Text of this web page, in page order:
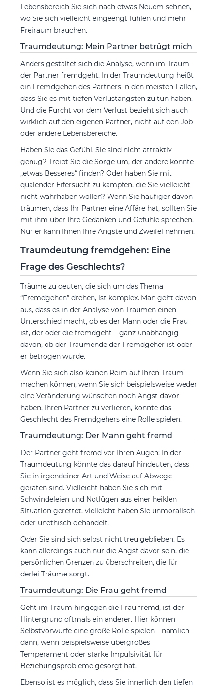
Lebensbereich Sie sich nach etwas Neuem sehnen,
wo Sie sich vielleicht eingeengt fühlen und mehr
Freiraum brauchen.
Traumdeutung: Mein Partner betrügt mich
Anders gestaltet sich die Analyse, wenn im Traum
der Partner fremdgeht. In der Traumdeutung heißt
ein Fremdgehen des Partners in den meisten Fällen,
dass Sie es mit tiefen Verlustängsten zu tun haben.
Und die Furcht vor dem Verlust bezieht sich auch
wirklich auf den eigenen Partner, nicht auf den Job
oder andere Lebensbereiche.
Haben Sie das Gefühl, Sie sind nicht attraktiv
genug? Treibt Sie die Sorge um, der andere könnte
„etwas Besseres“ finden? Oder haben Sie mit
quälender Eifersucht zu kämpfen, die Sie vielleicht
nicht wahrhaben wollen? Wenn Sie häufiger davon
träumen, dass Ihr Partner eine Affäre hat, sollten Sie
mit ihm über Ihre Gedanken und Gefühle sprechen.
Nur er kann Ihnen Ihre Ängste und Zweifel nehmen.
Traumdeutung fremdgehen: Eine
Frage des Geschlechts?
Träume zu deuten, die sich um das Thema
“Fremdgehen” drehen, ist komplex. Man geht davon
aus, dass es in der Analyse von Träumen einen
Unterschied macht, ob es der Mann oder die Frau
ist, der oder die fremdgeht – ganz unabhängig
davon, ob der Träumende der Fremdgeher ist oder
er betrogen wurde.
Wenn Sie sich also keinen Reim auf Ihren Traum
machen können, wenn Sie sich beispielsweise weder
eine Veränderung wünschen noch Angst davor
haben, Ihren Partner zu verlieren, könnte das
Geschlecht des Fremdgehers eine Rolle spielen.
Traumdeutung: Der Mann geht fremd
Der Partner geht fremd vor Ihren Augen: In der
Traumdeutung könnte das darauf hindeuten, dass
Sie in irgendeiner Art und Weise auf Abwege
geraten sind. Vielleicht haben Sie sich mit
Schwindeleien und Notlügen aus einer heiklen
Situation gerettet, vielleicht haben Sie unmoralisch
oder unethisch gehandelt.
Oder Sie sind sich selbst nicht treu geblieben. Es
kann allerdings auch nur die Angst davor sein, die
persönlichen Grenzen zu überschreiten, die für
derlei Träume sorgt.
Traumdeutung: Die Frau geht fremd
Geht im Traum hingegen die Frau fremd, ist der
Hintergrund oftmals ein anderer. Hier können
Selbstvorwürfe eine große Rolle spielen – nämlich
dann, wenn beispielsweise übergroßes
Temperament oder starke Impulsivität für
Beziehungsprobleme gesorgt hat.
Ebenso ist es möglich, dass Sie innerlich den tiefen